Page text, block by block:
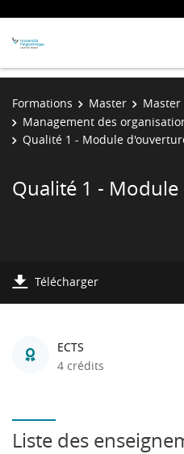
Formations Master
Master
Management des
Qualité 1 - Module
Qualité 1 -
Télécharger
ECTS
4 crédits
Liste des